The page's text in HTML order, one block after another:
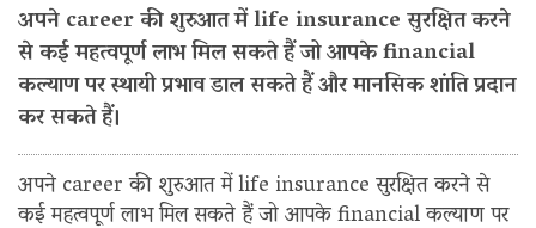
अपने career की शुरुआत में life insurance सुरक्षित करने
से कई महत्वपूर्ण लाभ मिल सकते हैं जो आपके financial
कल्याण पर स्थायी प्रभाव डाल सकते हैं और मानसिक शांति प्रदान
कर सकते हैं।
अपने career की शुरुआत में life insurance सुरक्षित करने से
कई महत्वपूर्ण लाभ मिल सकते हैं जो आपके financial कल्याण पर